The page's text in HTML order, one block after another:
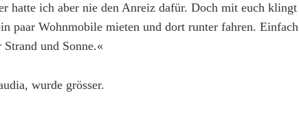
hatte ich aber nie den Anreiz dafür. Doch mit euch klingt
paar Wohnmobile mieten und dort runter fahren. Einfach
und Sonne.«
wurde grösser.